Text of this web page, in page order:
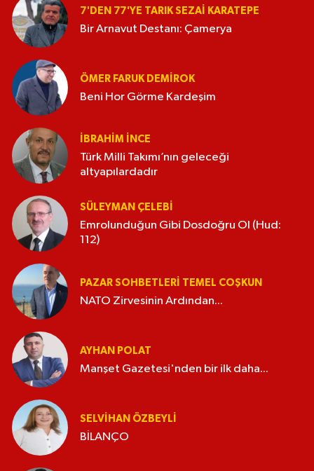
7'DEN 77'YE TARIK SEZAI KARATEPE
Bir Arnavut Destanı: Çamerya
ÖMER FARUK DEMIROK
Beni Hor Görme Kardeşim
İBRAHIM İNCE
Türk Milli Takımı’nın geleceği
altyapılardadır
SÜLEYMAN ÇELEBI
Emrolunduğun Gibi Dosdoğru Ol (Hud:
112)
PAZAR SOHBETLERI TEMEL COŞKUN
NATO Zirvesinin Ardından...
AYHAN POLAT
Manşet Gazetesi'nden bir ilk daha...
SELVIHAN ÖZBEYLI
BİLANÇO